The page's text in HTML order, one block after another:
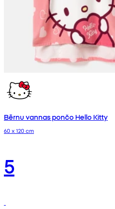
Bērnu vannas pončo Hello Kitty
60 x 120 cm
5